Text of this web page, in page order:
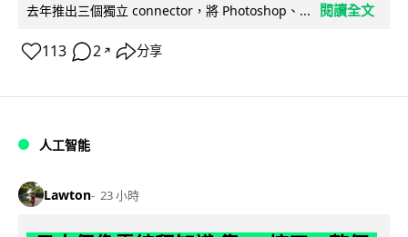
去年推出三個獨立 connector，將 Photoshop、...
閱讀全文
113 2 ↗ 分享
人工智能
Lawton 23 小時